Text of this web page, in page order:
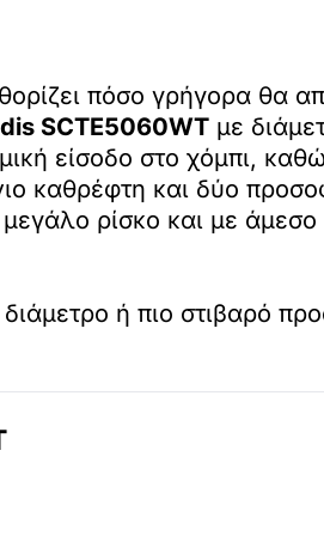
πόσο γρήγορα θα
SCTE5060WT με
είσοδο στο χόμπι,
καθρέφτη και δύο
ρίσκο και με
ή πιο στιβαρό